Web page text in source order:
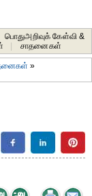
பொதுஅறிவுக் கேள்வி &
சாதனைகள்‎
»